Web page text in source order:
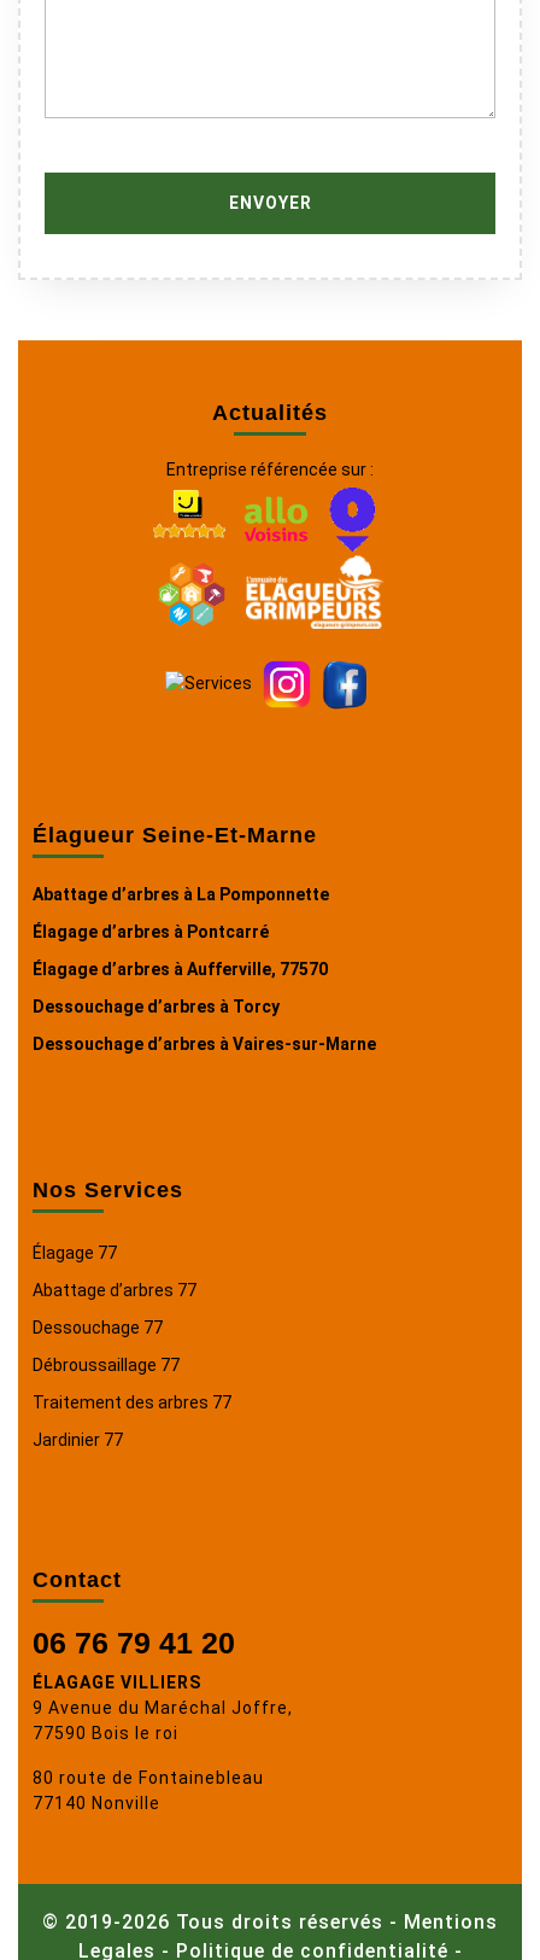
Actualités
Entreprise référencée sur :
Élagueur Seine-Et-Marne
Abattage d’arbres à La Pomponnette
Élagage d’arbres à Pontcarré
Élagage d’arbres à Aufferville, 77570
Dessouchage d’arbres à Torcy
Dessouchage d’arbres à Vaires-sur-Marne
Nos Services
Élagage 77
Abattage d’arbres 77
Dessouchage 77
Débroussaillage 77
Traitement des arbres 77
Jardinier 77
Contact
06 76 79 41 20
ÉLAGAGE VILLIERS
9 Avenue du Maréchal Joffre,
77590 Bois le roi
80 route de Fontainebleau
77140 Nonville
© 2019-2026 Tous droits réservés - Mentions
Legales - Politique de confidentialité -